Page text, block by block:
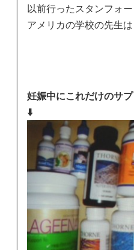
以前行ったスタンフォ
アメリカの学校の先生は
妊娠中にこれだけのサ
⬇️